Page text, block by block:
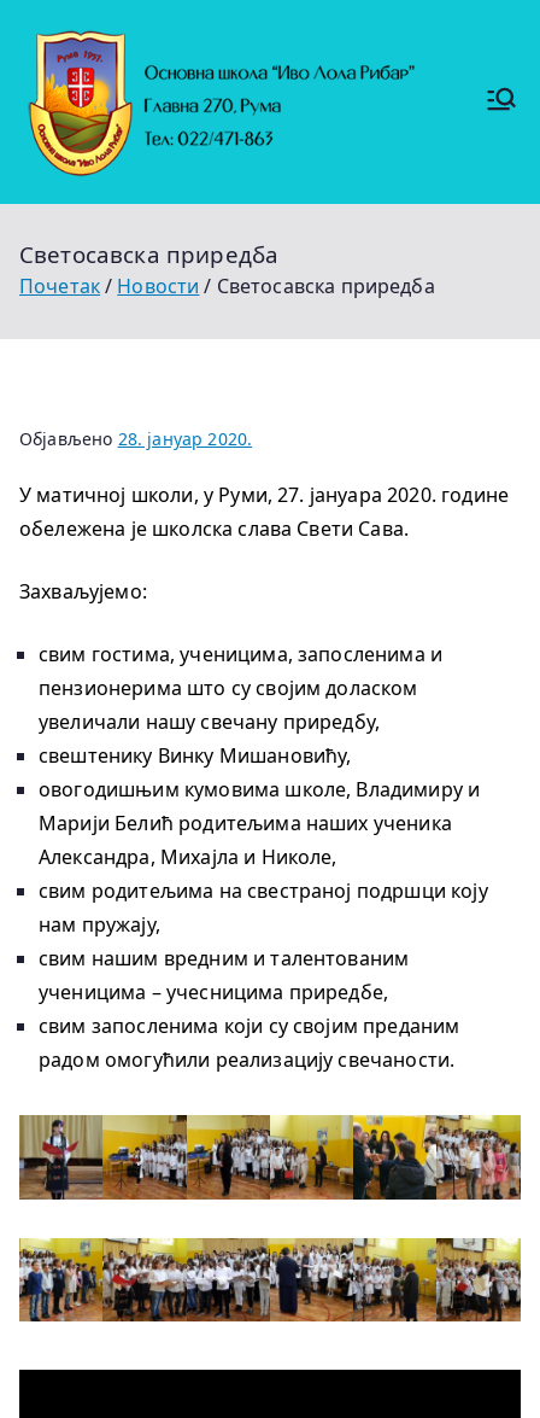
садржај
Основ
Лола
https://
vanje-
Светосавска приредба
Почетак Новости Светосавска приредба
Објављено 28. јануар 2020.
У матичној школи, у Руми, 27. јануара 2020. године
обележена је школска слава Свети Сава.
Захваљујемо:
свим гостима, ученицима, запосленима и
пензионерима што су својим доласком
увеличали нашу свечану приредбу,
свештенику Винку Мишановићу,
овогодишњим кумовима школе, Владимиру и
Марији Белић родитељима наших ученика
Александра, Михајла и Николе,
свим родитељима на свестраној подршци коју
нам пружају,
свим нашим вредним и талентованим
ученицима – учесницима приредбе,
свим запосленима који су својим преданим
радом омогућили реализацију свечаности.